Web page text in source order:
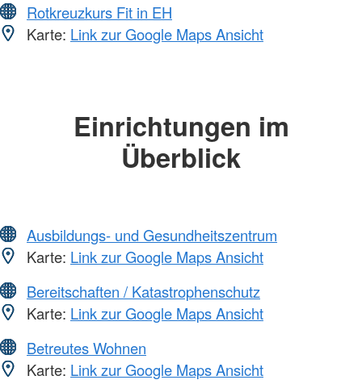
Rotkreuzkurs Fit in EH
Karte: Link zur Google Maps Ansicht
Einrichtungen im
Überblick
Ausbildungs- und Gesundheitszentrum
Karte: Link zur Google Maps Ansicht
Bereitschaften / Katastrophenschutz
Karte: Link zur Google Maps Ansicht
Betreutes Wohnen
Karte: Link zur Google Maps Ansicht